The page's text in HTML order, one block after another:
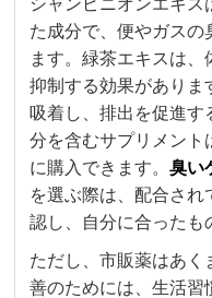
た成分で、便やガスの
ます。緑茶エキスは
抑制する効果がありま
吸着し、排出を促進
分を含むサプリメント
に購入できます。臭い
を選ぶ際は、配合さ
認し、自分に合ったも
ただし、市販薬はあく
善のためには、生活習